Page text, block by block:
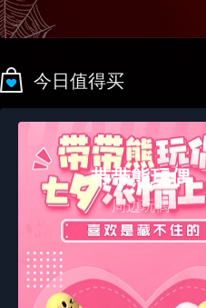
今日值得买
带带熊玩偶
周边玩偶